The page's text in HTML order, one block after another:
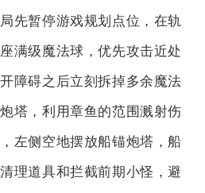
先暂停游戏规划点位，在轨
满级魔法球，优先攻击近处
障碍之后立刻拆掉多余魔法
塔，利用章鱼的范围溅射伤
左侧空地摆放船锚炮塔，船
理道具和拦截前期小怪，避